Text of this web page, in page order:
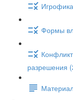
Формы
разрешения